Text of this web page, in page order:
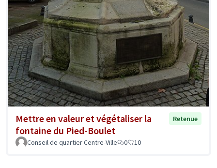
Mettre en valeur et végétaliser la
fontaine du Pied-Boulet
Retenue
Conseil de quartier Centre-Ville 0 10